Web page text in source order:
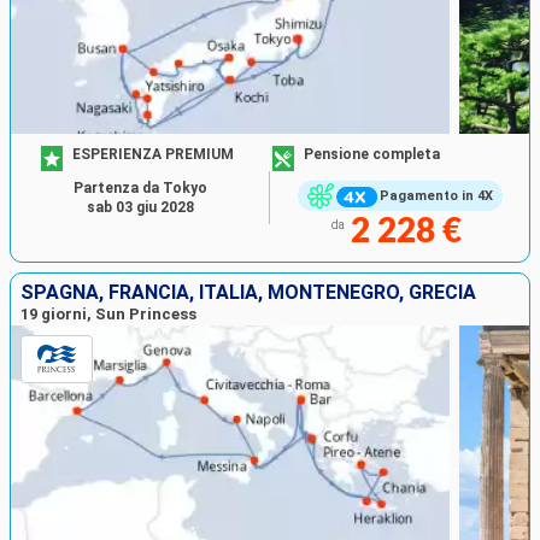
Pagamento in 4X
ESPERIENZA PREMIUM Pensione completa
da 2 228 €
Partenza da Tokyo
sab 03 giu 2028
SPAGNA, FRANCIA, ITALIA, MONTENEGRO, GRECIA
19 giorni, Sun Princess